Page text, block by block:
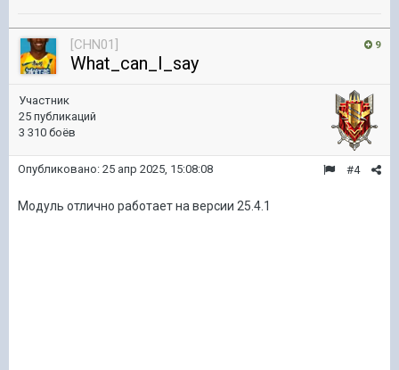
9
[CHN01]
What_can_I_say
Участник
25 публикаций
3 310 боёв
#4
Опубликовано: 25 апр 2025, 15:08:08
Модуль отлично работает на версии 25.4.1